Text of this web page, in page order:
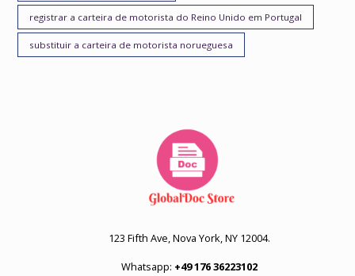
registrar a carteira de motorista do Reino Unido em Portugal
substituir a carteira de motorista norueguesa
123 Fifth Ave, Nova York, NY 12004.
Whatsapp: +49 176 36223102